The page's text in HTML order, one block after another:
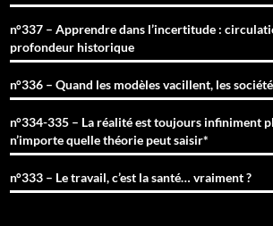
n°337 – Apprendre dans l’incertitude :
profondeur historique
n°336 – Quand les modèles vacillent, les
n°334-335 – La réalité est toujours infiniment
n’importe quelle théorie peut saisir*
n°333 – Le travail, c’est la santé… vraiment ?